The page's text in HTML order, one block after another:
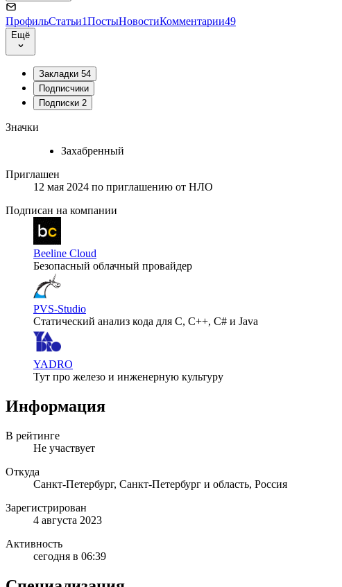
ПрофильСтатьи1ПостыНовостиКомментарии49
Ещё
Закладки 54
Подписчики
Подписки 2
Значки
Захабренный
Приглашен
12 мая 2024 по приглашению от НЛО
Подписан на компании
Beeline Cloud
Безопасный облачный провайдер
PVS-Studio
Статический анализ кода для C, C++, C# и Java
YADRO
Тут про железо и инженерную культуру
Информация
В рейтинге
Не участвует
Откуда
Санкт-Петербург, Санкт-Петербург и область, Россия
Зарегистрирован
4 августа 2023
Активность
сегодня в 06:39